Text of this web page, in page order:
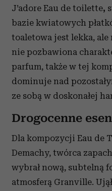
J’adore Eau de toilette,
bazie kwiatowych
toaletowa jest lekka,
nie pozbawiona
parfum, także w tej
dominuje nad
ze sobą w doskonałej
Drogocenne
Dla kompozycji Eau de
Demachy, twórca
wybrał nową, subtelną
atmosferą Granville.